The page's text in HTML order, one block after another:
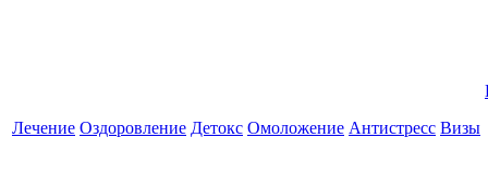
Лечение Оздоровление Детокс Омоложение Антистресс Визы